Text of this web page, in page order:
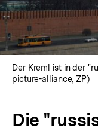
Der Kreml ist in der
picture-alliance, ZP)
Die